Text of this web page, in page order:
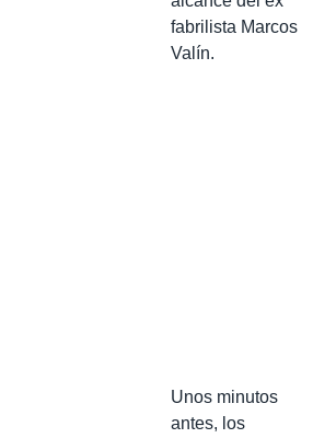
fabrilista Marcos
Valín.
Unos minutos
antes, los